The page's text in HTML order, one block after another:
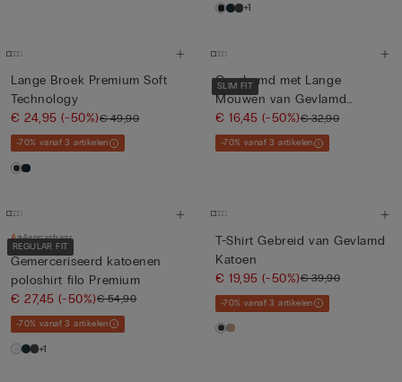
+1
Lange Broek Premium Soft
Technology
€ 24,95(-50%)€ 49,90
-70% vanaf 3 artikelen
SLIM FIT
Overhemd met Lange
Mouwen van Gevlamd
Katoen
€ 16,45(-50%)€ 32,90
-70% vanaf 3 artikelen
REGULAR FIT
Aanpasbaar
Gemerceriseerd katoenen
poloshirt filo Premium
€ 27,45(-50%)€ 54,90
-70% vanaf 3 artikelen
+1
T-Shirt Gebreid van Gevlamd
Katoen
€ 19,95(-50%)€ 39,90
-70% vanaf 3 artikelen